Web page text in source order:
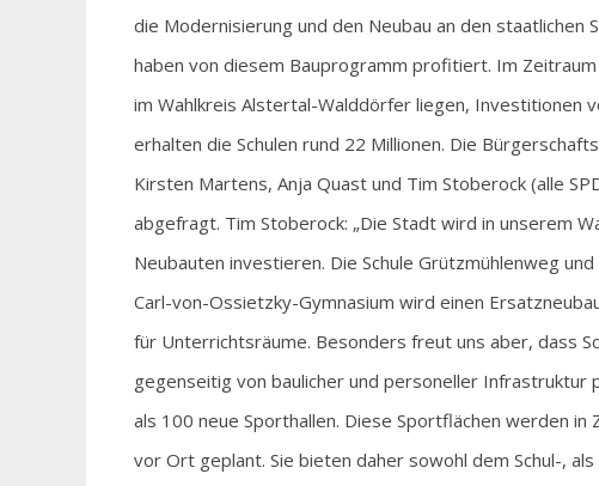
die Modernisierung und den Neubau an den
haben von diesem Bauprogramm profitiert. Im
im Wahlkreis Alstertal-Walddörfer liegen, Investitionen
erhalten die Schulen rund 22 Millionen. Die
Kirsten Martens, Anja Quast und Tim Stoberock (alle
abgefragt. Tim Stoberock: „Die Stadt wird in unserem
Neubauten investieren. Die Schule Grützmühlenweg
Carl-von-Ossietzky-Gymnasium wird einen
für Unterrichtsräume. Besonders freut uns aber, dass
gegenseitig von baulicher und personeller
als 100 neue Sporthallen. Diese Sportflächen werden
vor Ort geplant. Sie bieten daher sowohl dem Schul-,